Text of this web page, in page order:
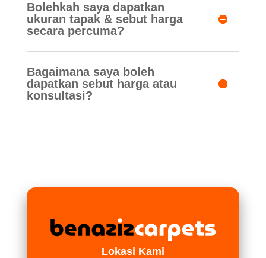
Bolehkah saya dapatkan
ukuran tapak & sebut harga
secara percuma?
Bagaimana saya boleh
dapatkan sebut harga atau
konsultasi?
Lokasi Kami